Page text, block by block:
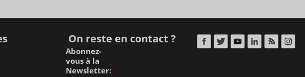
On reste en contact ?
Abonnez-
vous à la
Newsletter: *